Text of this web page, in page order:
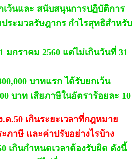
เว้นและ สนับสนุนการปฏิบัติการ
ระมวลรัษฎากร กำไรสุทธิสำหรับ
มกราคม 2560 แต่ไม่เกินวันที่ 31
บาทแรก ได้รับยกเว้น
บาท เสียภาษีในอัตราร้อยละ 10
ด.50 เกินระยะเวลาที่กฎหมาย
ภาษี และค่าปรับอย่างไรบ้าง
เกินกำหนดเวลาต้องรับผิด ดังนี้